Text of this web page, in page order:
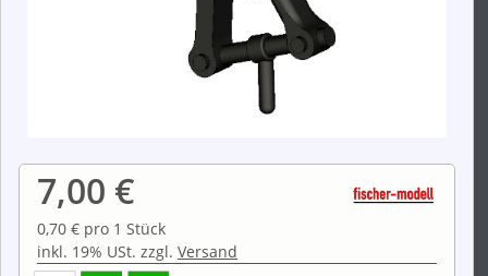
7,00 €
0,70 € pro 1 Stück
inkl. 19% USt. zzgl. Versand